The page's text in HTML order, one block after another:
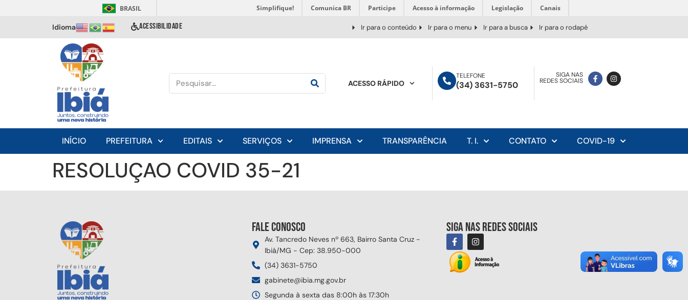
BRASIL Simplifique! Comunica BR Participe Acesso à informação Legislação Canais
Idioma ACESSIBILIDADE Ir para o conteúdo Ir para o menu Ir para a busca Ir para o rodapé
ACESSO RÁPIDO
TELEFONE
(34) 3631-5750
SIGA NAS
REDES SOCIAIS
INÍCIO PREFEITURA EDITAIS SERVIÇOS IMPRENSA TRANSPARÊNCIA T. I. CONTATO COVID-19
RESOLUÇAO COVID 35-21
Fale conosco
Av. Tancredo Neves nº 663, Bairro Santa Cruz -
Ibiá/MG - Cep: 38.950-000
(34) 3631-5750
gabinete@ibia.mg.gov.br
Segunda à sexta das 8:00h às 17:30h
Siga nas redes sociais